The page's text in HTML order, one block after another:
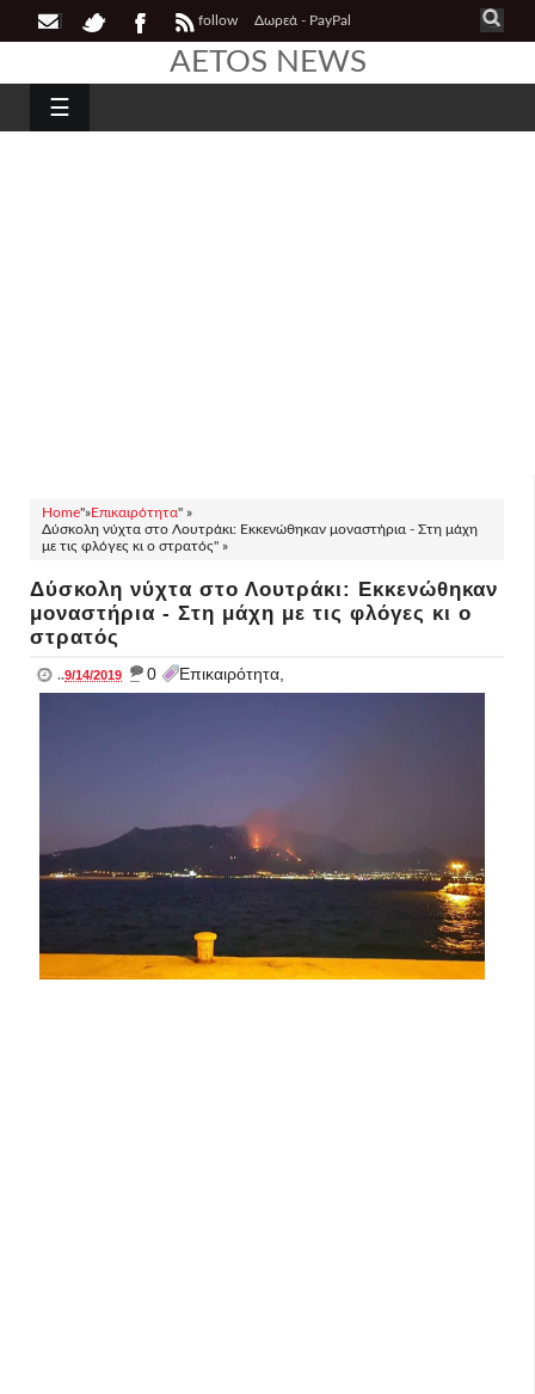
follow Δωρεά - PayPal
AETOS NEWS
☰
Home"»Επικαιρότητα" »
Δύσκολη νύχτα στο Λουτράκι: Εκκενώθηκαν μοναστήρια - Στη μάχη
με τις φλόγες κι ο στρατός" »
Δύσκολη νύχτα στο Λουτράκι: Εκκενώθηκαν
μοναστήρια - Στη μάχη με τις φλόγες κι ο
στρατός
..9/14/2019 _ 0 Επικαιρότητα,